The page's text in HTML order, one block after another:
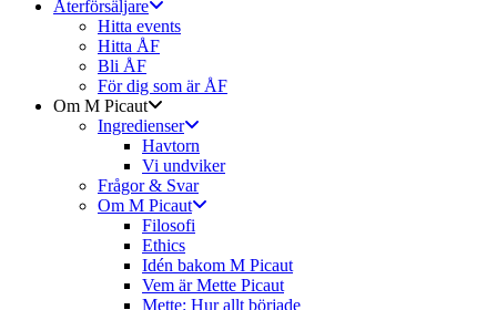
Återförsäljare
Hitta events
Hitta ÅF
Bli ÅF
För dig som är ÅF
Om M Picaut
Ingredienser
Havtorn
Vi undviker
Frågor & Svar
Om M Picaut
Filosofi
Ethics
Idén bakom M Picaut
Vem är Mette Picaut
Mette: Hur allt började